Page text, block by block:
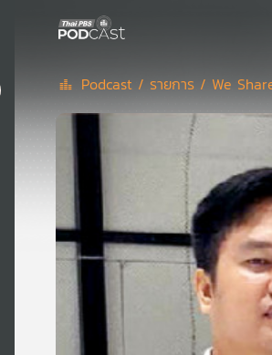
Podcast / รายการ / We